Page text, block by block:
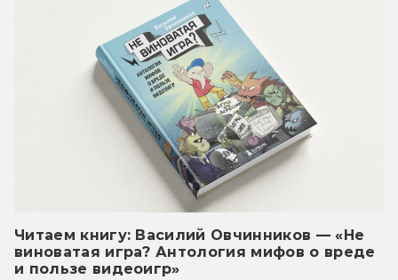
Читаем книгу: Василий Овчинников — «Не
виноватая игра? Антология мифов о вреде
и пользе видеоигр»